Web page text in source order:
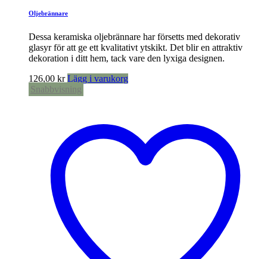
Oljebrännare
Dessa keramiska oljebrännare har försetts med dekorativ
glasyr för att ge ett kvalitativt ytskikt. Det blir en attraktiv
dekoration i ditt hem, tack vare den lyxiga designen.
126,00 kr Lägg i varukorg
Snabbvisning